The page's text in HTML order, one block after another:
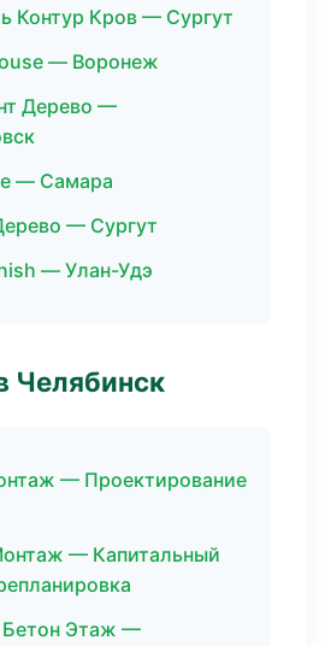
Контур Кров — Сургут
— Воронеж
Дерево —
— Самара
— Сургут
— Улан-Удэ
Челябинск
— Проектирование
— Капитальный
Бетон Этаж —